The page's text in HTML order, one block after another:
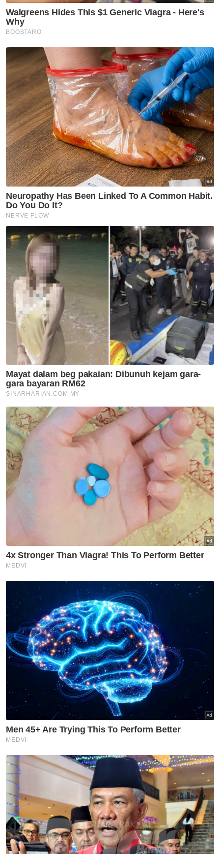
November lepas, dengan fokus utama
jawatankuasa ini adalah memperkasa industri
ruminan negara agar berkembang dengan
lebih mampan dan kompetitif.
"Usaha ini melibatkan beberapa aspek
penting, antaranya meningkatkan populasi
ternakan bagi memenuhi keperluan
domestik, menangani isu penyeludupan yang
boleh menjejaskan keselamatan biosekuriti
negara, serta memperkukuhkan program
pembiakbakaan bagi menghasilkan lembu
pembiak dan pembaka berkualiti tinggi,"
katanya.
Mohamad berkata, bagi memastikan
kemajuan yang signifikan terhadap dua
tumpuan utama tahun ini, beliau
menegaskan sesi libat urus berimpak tinggi
dan penyelarasan tindakan perlu segera
dilaksanakan tanpa berlengah.
Beliau berkata, langkah itu penting bagi
mempercepatkan gerak kerja di lapangan
serta memastikan setiap inisiatif yang
dirancang berjalan dengan lancar dan
berkesan.
"Hasil awal yang memberangsangkan perlu
ditunjukkan bagi memperkukuh keyakinan
semua pihak terhadap usaha yang sedang
digerakkan. Saya mahu setiap pihak
bertanggungjawab memberi tumpuan
penuh agar objektif ini dapat dicapai dalam
tempoh yang ditetapkan," katanya.- Bernama
>
Muat turun aplikasi Sinar Harian.Klik di sini!
KPKM
Industri Padi
Remormasi
Artikel Disyorkan
Nasional
Anwar arah siasatan
menyeluruh kejadian anggota
Nasional
Malaysia, Vietnam perkukuh
kerjasama pertahanan -
Mohamed Khaled
Nasional
Isu zakat TH perlu difahami
dalam konteks syariah - Mufti
Pahang